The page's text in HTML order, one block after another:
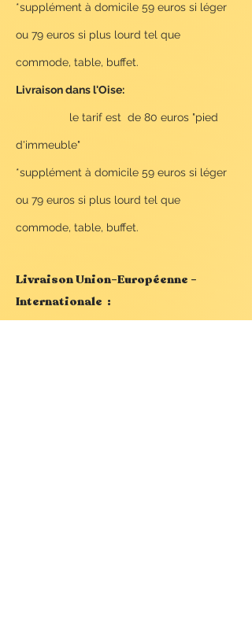
*supplément à domicile 59 euros si léger
ou 79 euros si plus lourd tel que
commode, table, buffet.
Livraison dans l'Oise:
le tarif est de 80 euros "pied
d'immeuble"
*supplément à domicile 59 euros si léger
ou 79 euros si plus lourd tel que
commode, table, buffet.
Livraison Union-Européenne -
Internationale :